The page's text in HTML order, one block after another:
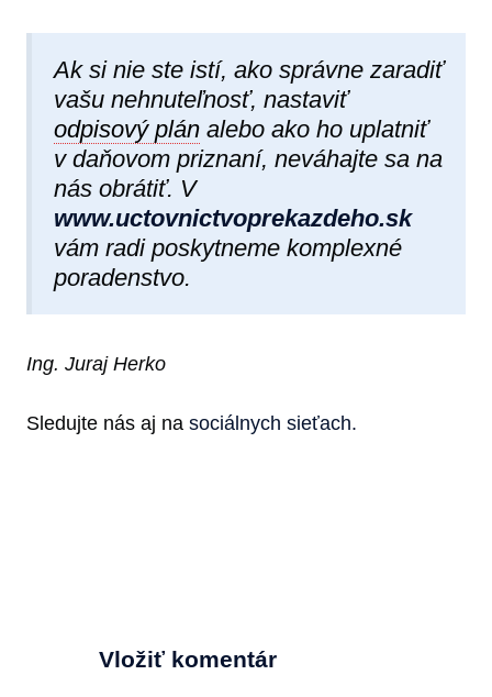
Ak si nie ste istí, ako správne zaradiť
vašu nehnuteľnosť, nastaviť
odpisový plán alebo ako ho uplatniť
v daňovom priznaní, neváhajte sa na
nás obrátiť. V
www.uctovnictvoprekazdeho.sk
vám radi poskytneme komplexné
poradenstvo.
Ing. Juraj Herko
Sledujte nás aj na sociálnych sieťach.
Vložiť komentár